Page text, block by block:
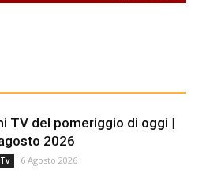
TV del pomeriggio di oggi |
2026
6 Agosto 2026